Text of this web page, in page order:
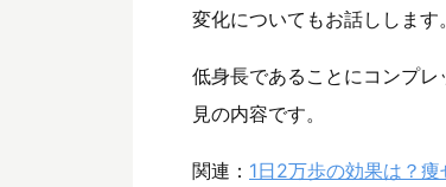
変化についてもお話しします。
低身長であることにコンプ
見の内容です。
関連： 1日2万歩の効果は？